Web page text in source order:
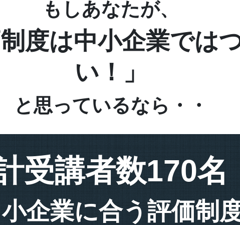
もしあなたが、
制度は中小企業では
い！」
と思っているなら・・
受講者数170名
小企業に合う評価制